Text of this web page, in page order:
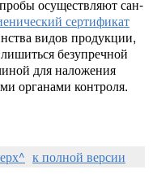
осуществляют сан-
сертификат
видов продукции,
безупречной
для наложения
органами контроля.
к полной версии